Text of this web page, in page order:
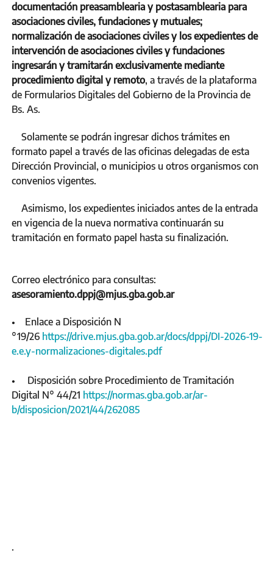
documentación preasamblearia y postasamblearia para
asociaciones civiles, fundaciones y mutuales;
normalización de asociaciones civiles y los expedientes de
intervención de asociaciones civiles y fundaciones
ingresarán y tramitarán exclusivamente mediante
procedimiento digital y remoto, a través de la plataforma
de Formularios Digitales del Gobierno de la Provincia de
Bs. As.
Solamente se podrán ingresar dichos trámites en
formato papel a través de las oficinas delegadas de esta
Dirección Provincial, o municipios u otros organismos con
convenios vigentes.
Asimismo, los expedientes iniciados antes de la entrada
en vigencia de la nueva normativa continuarán su
tramitación en formato papel hasta su finalización.
Correo electrónico para consultas:
asesoramiento.dppj@mjus.gba.gob.ar
• Enlace a Disposición N
°19/26 https://drive.mjus.gba.gob.ar/docs/dppj/DI-2026-19-
e.e.y-normalizaciones-digitales.pdf
• Disposición sobre Procedimiento de Tramitación
Digital N° 44/21 https://normas.gba.gob.ar/ar-
b/disposicion/2021/44/262085
.